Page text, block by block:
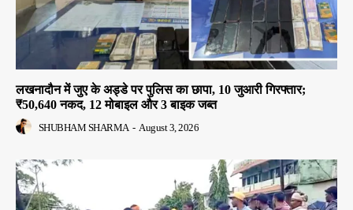
लखनादौन में जुए के अड्डे पर पुलिस का छापा, 10 जुआरी गिरफ्तार;
₹50,640 नकद, 12 मोबाइल और 3 बाइक जब्त
SHUBHAM SHARMA - August 3, 2026